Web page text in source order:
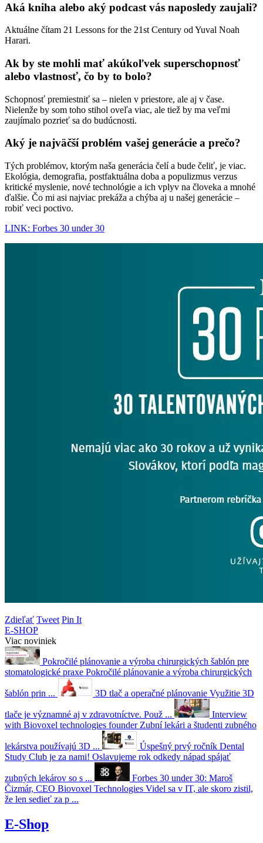
Aká kniha alebo aký podcast vás naposledy zaujali?
Aktuálne čítam 21 Lessons for the 21st Century od Yuval Noah
Harari.
Ak by ste mohli mať akúkoľvek superschopnosť
alebo vlastnosť, čo by to bolo?
Schopnosť premiestniť sa – nielen v priestore, ale aj v čase.
Nielenže by som toho stihol oveľa viac, ale tiež by ma veľmi
zaujímalo pozrieť sa do budúcnosti.
Aký je najväčší problém vašej generácie a prečo?
Tých problémov, ktorým naša generácia čelí a bude čeliť, je viac.
Ekológia, demografia, postfaktuálna doba a populizmus verzus
kritické myslenie, nové technológie a ich vplyv na človeka a mnohé
ďalšie. Čo mi asi najviac prekáža a chýba aj u našej generácie –
robiť veci poctivo.
LINK: Forbes 30 under 30
Zdieľať Tweet Pin It
E-SHOP
Viac noviniek
Pokročilé plánovanie a výroba chirurgických šablón pre
stomatologické praxe Pokročilé plánovanie a výroba chirurgických
šablón prin ... 3D tlač a operačné plánovanie Využitie 3D
tlače je významné aj v zdravotníctve. Použ ...
Interview
with Biovoxel technologies founder Zubní lekári a študenti zubného
lekárstva používajú 3D ...
Úspešný prvý ročník Dental
Study Club je za nami! Oslavujeme rok odkedy nápad spájať
zubných lekárov so s ...
Forbes 30 under 30: Maroš
Čizmár, CEO Biovoxel Technologies Videl sa v IT, ale skoro zistil,
že len sedieť za p ...
E-Shop